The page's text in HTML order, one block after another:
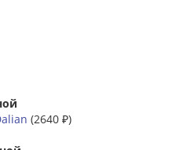
(2640 ₽)